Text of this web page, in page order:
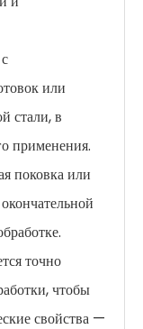
или
стали, в
применения.
поковка или
точно
чтобы
свойства —